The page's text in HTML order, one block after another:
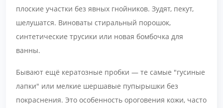
плоские участки без явных гнойников. Зудят, пекут,
шелушатся. Виноваты стиральный порошок,
синтетические трусики или новая бомбочка для
ванны.
Бывают ещё кератозные пробки — те самые "гусиные
лапки" или мелкие шершавые пупырышки без
покраснения. Это особенность ороговения кожи, часто